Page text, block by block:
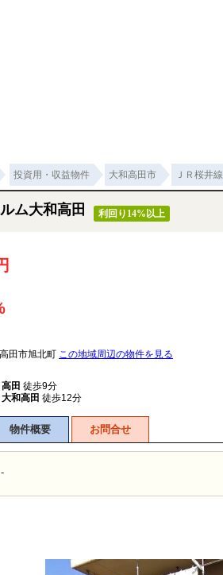
投資用・収益物件 大和高田市 ＪＲ桜井線
ム大和高田 利回り14%以上
田市旭北町 この地域周辺の物件を見る
高田 徒歩9分
大和高田 徒歩12分
物件概要 お問合せ
-